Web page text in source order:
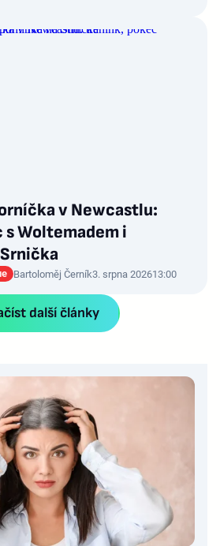
v Newcastlu:
Woltemadem i
Bartoloměj Černík3. srpna 202613:00
další články